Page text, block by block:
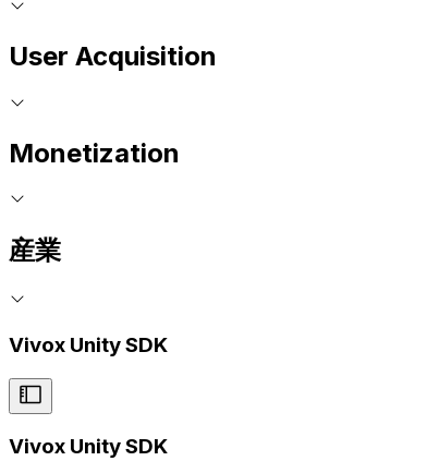
User Acquisition
Monetization
産業
Vivox Unity SDK
Vivox Unity SDK